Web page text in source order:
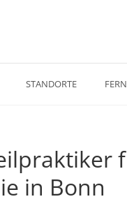
STANDORTE
in Bonn